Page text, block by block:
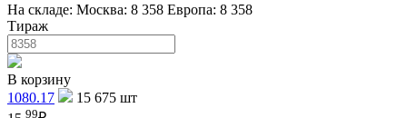
На складе: Москва: 8 358 Европа: 8 358
Тираж
В корзину
1080.17
15 675 шт
99